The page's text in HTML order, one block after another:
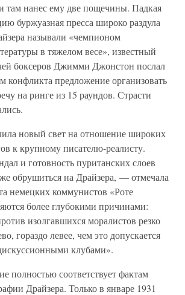
там нанес ему две пощечины. Падкая
буржуазная пресса широко раздула
называли «чемпионом
в тяжелом весе», известный
боксеров Джимми Джонстон послал
конфликта предложение организовать
на ринге из 15 раундов. Страсти
новый свет на отношение широких
к крупному писателю-реалисту.
и готовность пуританских слоев
обрушиться на Драйзера, — отмечала
немецких коммунистов «Роте
более глубокими причинами:
изолгавшихся моралистов резко
гораздо левее, чем это допускается
клубами».
полностью соответствует фактам
Драйзера. Только в январе 1931